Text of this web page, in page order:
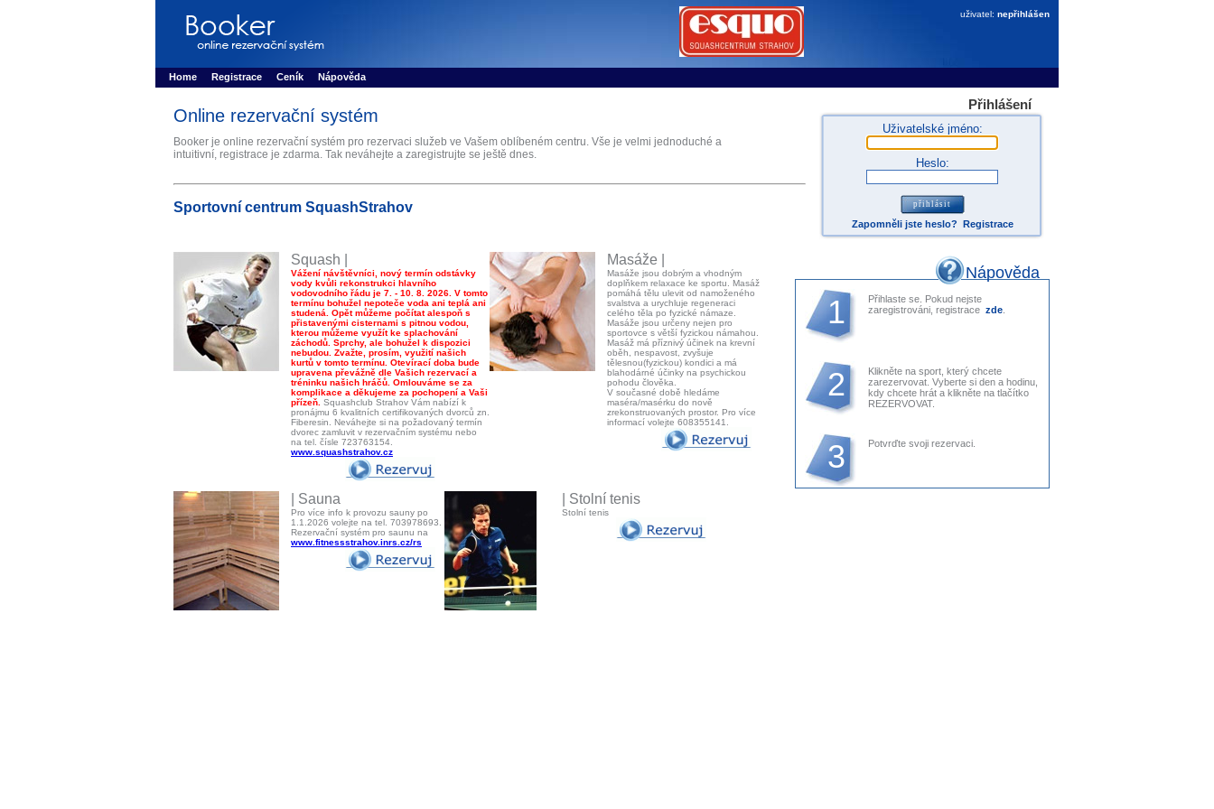
Rezervujse - Port�l pro online rezervace sportu
uživatel: nepřihlášen
Home Registrace Ceník Nápověda
Přihlášení
Uživatelské jméno:
Heslo:
Zapomněli jste heslo? Registrace
Online rezervační systém
Booker je online rezervační systém pro rezervaci služeb ve Vašem oblíbeném centru. Vše je velmi jednoduché a
intuitivní, registrace je zdarma. Tak neváhejte a zaregistrujte se ještě dnes.
Sportovní centrum SquashStrahov
Nápověda
1
Přihlaste se. Pokud nejste
zaregistrováni, registrace zde
2
Klikněte na sport, který chcete
zarezervovat. Vyberte si den a hodinu,
kdy chcete hrát a klikněte na tlačítko
REZERVOVAT.
3 Potvrďte svoji rezervaci.
Squash |
Vážení návštěvníci, nový termín odstávky
vody kvůli rekonstrukci hlavního
vodovodního řádu je 7. - 10. 8. 2026. V tomto
termínu bohužel nepoteče voda ani teplá ani
studená. Opět můžeme počítat alespoň s
přistavenými cisternami s pitnou vodou,
kterou můžeme využít ke splachování
záchodů. Sprchy, ale bohužel k dispozici
nebudou. Zvažte, prosím, využití našich
kurtů v tomto termínu. Otevírací doba bude
upravena převážně dle Vašich rezervací a
tréninku našich hráčů. Omlouváme se za
komplikace a děkujeme za pochopení a Vaši
přízeň. Squashclub Strahov Vám nabízí k
pronájmu 6 kvalitních certifikovaných dvorců zn.
Fiberesin. Neváhejte si na požadovaný termín
dvorec zamluvit v rezervačním systému nebo
na tel. čísle 723763154.
www.squashstrahov.cz
Masáže |
Masáže jsou dobrým a vhodným
doplňkem relaxace ke sportu. Masáž
pomáhá tělu ulevit od namoženého
svalstva a urychluje regeneraci
celého těla po fyzické námaze.
Masáže jsou určeny nejen pro
sportovce s větší fyzickou námahou.
Masáž má příznivý účinek na krevní
oběh, nespavost, zvyšuje
tělesnou(fyzickou) kondici a má
blahodárné účinky na psychickou
pohodu člověka.
V současné době hledáme
maséra/masérku do nově
zrekonstruovaných prostor. Pro více
informací volejte 608355141.
| Sauna
Pro více info k provozu sauny po
1.1.2026 volejte na tel. 703978693.
Rezervační systém pro saunu na
www.fitnessstrahov.inrs.cz/rs
| Stolní tenis
Stolní tenis